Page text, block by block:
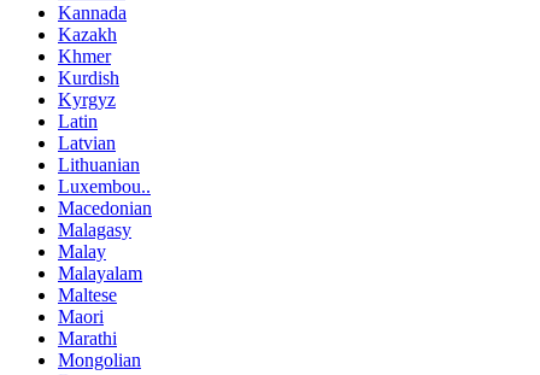
Kannada
Kazakh
Khmer
Kurdish
Kyrgyz
Latin
Latvian
Lithuanian
Luxembou..
Macedonian
Malagasy
Malay
Malayalam
Maltese
Maori
Marathi
Mongolian